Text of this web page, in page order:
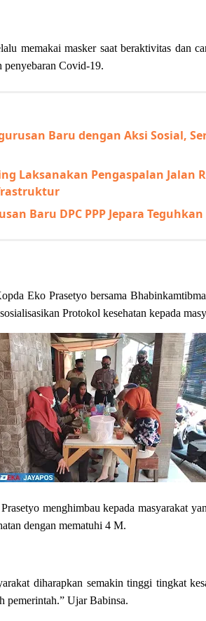
memakai masker saat beraktivitas dan
penyebaran Covid-19.
Baru dengan Aksi Sosial,
Laksanakan Pengaspalan Jalan
Baru DPC PPP Jepara
Eko Prasetyo bersama
Protokol kesehatan kepada
menghimbau kepada masyarakat
dengan mematuhi 4 M.
diharapkan semakin tinggi tingkat
pemerintah.” Ujar Babinsa.